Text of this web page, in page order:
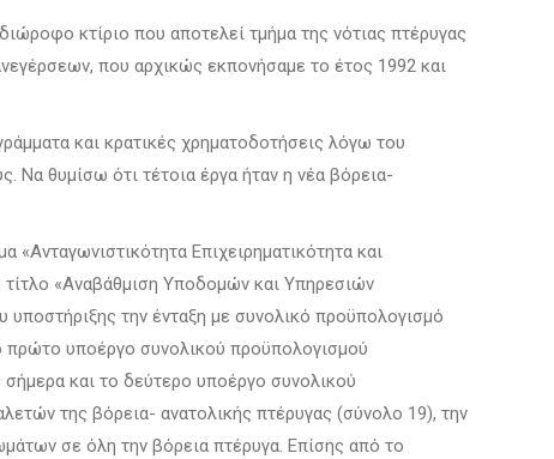
κτίριο που αποτελεί τμήμα της νότιας πτέρυγας
που αρχικώς εκπονήσαμε το έτος 1992 και
και κρατικές χρηματοδοτήσεις λόγω του
θυμίσω ότι τέτοια έργα ήταν η νέα βόρεια-
Επιχειρηματικότητα και
«Αναβάθμιση Υποδομών και Υπηρεσιών
την ένταξη με συνολικό προϋπολογισμό
υποέργο συνολικού προϋπολογισμού
και το δεύτερο υποέργο συνολικού
της βόρεια- ανατολικής πτέρυγας (σύνολο 19), την
σε όλη την βόρεια πτέρυγα. Επίσης από το